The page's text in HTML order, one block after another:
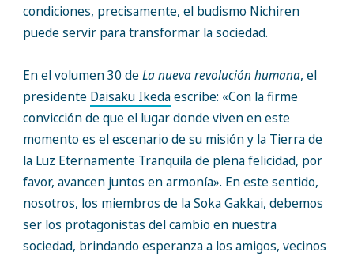
condiciones, precisamente, el budismo Nichiren
puede servir para transformar la sociedad.
En el volumen 30 de La nueva revolución humana, el
presidente Daisaku Ikedaescribe: «Con la firme
convicción de que el lugar donde viven en este
momento es el escenario de su misión y la Tierra de
la Luz Eternamente Tranquila de plena felicidad, por
favor, avancen juntos en armonía». En este sentido,
nosotros, los miembros de la Soka Gakkai, debemos
ser los protagonistas del cambio en nuestra
sociedad, brindando esperanza a los amigos, vecinos